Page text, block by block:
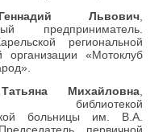
Львович
предприниматель.
региональной
организации «Мотоклуб
Михайловна,
библиотекой
больницы им. В.А.